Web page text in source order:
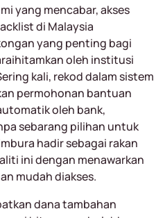
yang mencabar, akses
di Malaysia
yang penting bagi
oleh institusi
kali, rekod dalam sistem
permohonan bantuan
oleh bank,
sebarang pilihan untuk
hadir sebagai rakan
ini dengan menawarkan
mudah diakses.
dana tambahan